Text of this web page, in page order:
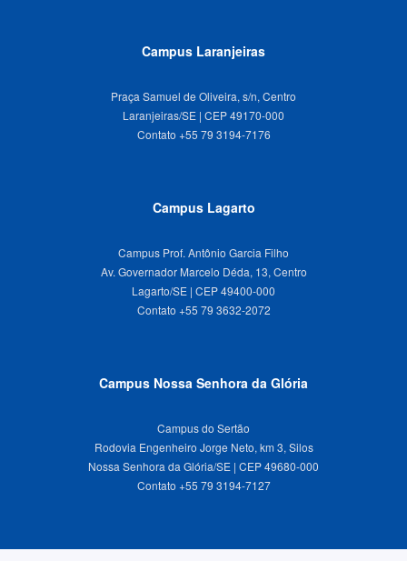
Campus Laranjeiras
Praça Samuel de Oliveira, s/n, Centro
Laranjeiras/SE | CEP 49170-000
Campus Lagarto
Campus Prof. Antônio Garcia Filho
Av. Governador Marcelo Déda, 13, Centro
Lagarto/SE | CEP 49400-000
Campus Nossa Senhora da Glória
Campus do Sertão
Rodovia Engenheiro Jorge Neto, km 3, Silos
Nossa Senhora da Glória/SE | CEP 49680-000
Contato +55 79 3194-7127